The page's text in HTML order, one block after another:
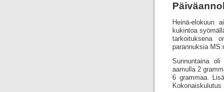
Heinä-elokuun
kukintoa
tarkoituksena
parannuksia
Sunnuntaina oli
aamulla 2
6 grammaa.
Kokonaiskulutus